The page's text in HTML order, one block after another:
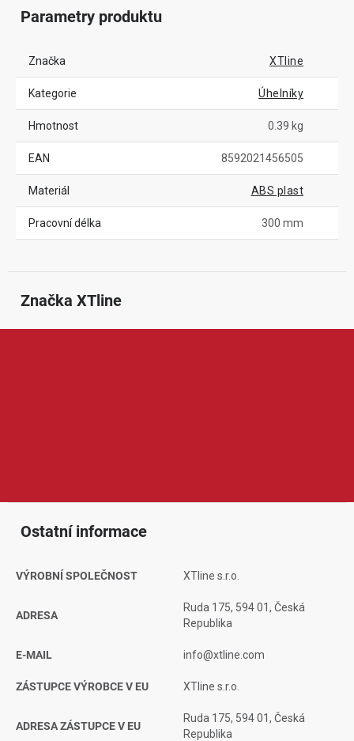
Parametry produktu
Značka XTline
Kategorie Úhelníky
Hmotnost 0.39 kg
EAN 8592021456505
Materiál ABS plast
Pracovní délka 300 mm
Značka XTline
Ostatní informace
VÝROBNÍ SPOLEČNOST XTline s.r.o.
ADRESA
Ruda 175, 594 01, Česká
Republika
E-MAIL info@xtline.com
ZÁSTUPCE VÝROBCE V EU XTline s.r.o.
ADRESA ZÁSTUPCE V EU
Ruda 175, 594 01, Česká
Republika